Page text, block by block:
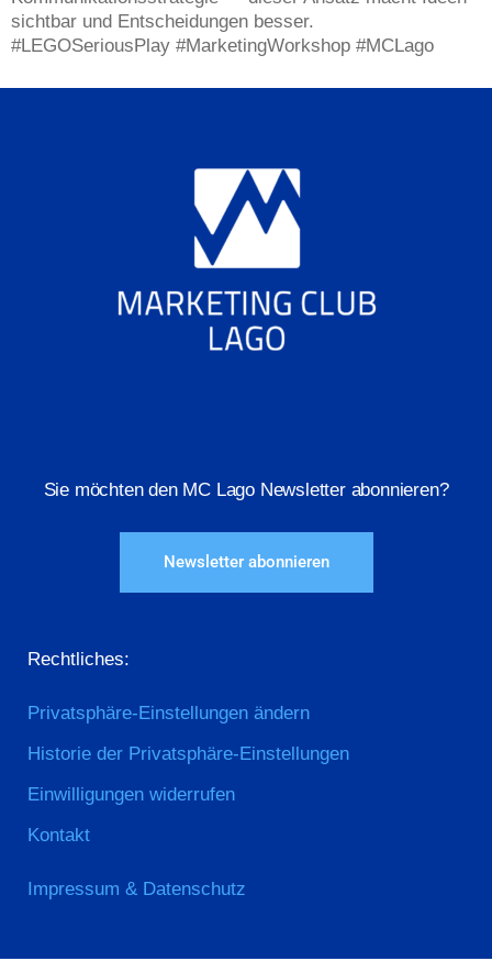
sichtbar und Entscheidungen besser.
#LEGOSeriousPlay #MarketingWorkshop #MCLago
Sie möchten den MC Lago Newsletter abonnieren?
Newsletter abonnieren
Rechtliches:
Privatsphäre-Einstellungen ändern
Historie der Privatsphäre-Einstellungen
Einwilligungen widerrufen
Kontakt
Impressum & Datenschutz